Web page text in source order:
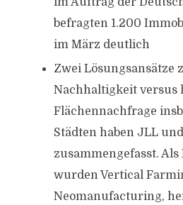
befragten 1.200
im März deutlich
Zwei Lösungsansätze
Nachhaltigkeit versus
Flächennachfrage
Städten haben JLL
zusammengefasst.
wurden Vertical
Neomanufacturing,